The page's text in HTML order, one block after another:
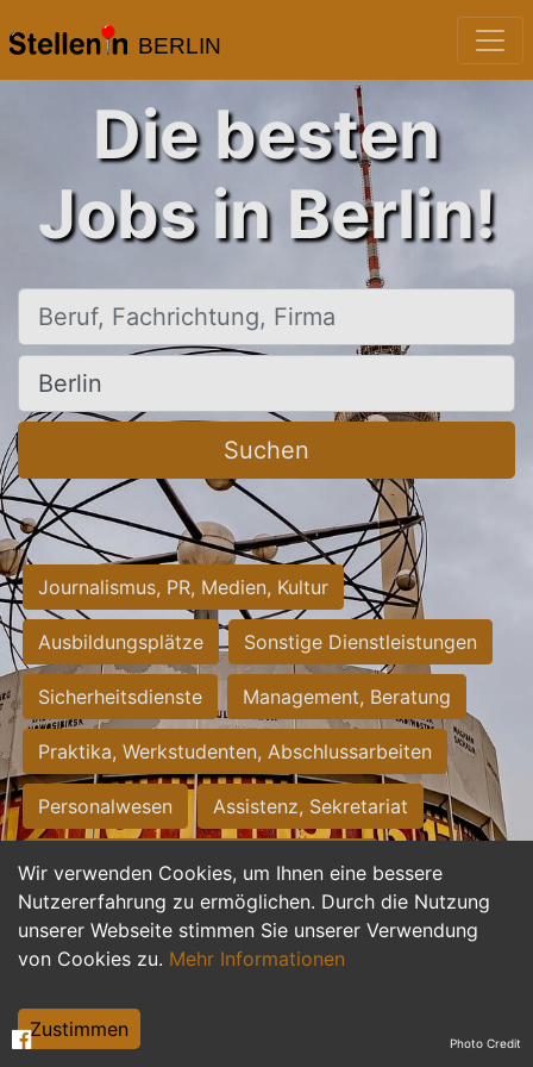
BERLIN
Wir verwenden Cookies, um Ihnen eine bessere
Nutzererfahrung zu ermöglichen. Durch die Nutzung
unserer Webseite stimmen Sie unserer Verwendung
von Cookies zu. Mehr Informationen
Zustimmen
Die besten
Jobs in Berlin!
Beruf, Fachrichtung, Firma
Ort, Stadt
Suchen
Journalismus, PR, Medien, Kultur
Ausbildungsplätze Sonstige Dienstleistungen
Sicherheitsdienste Management, Beratung
Praktika, Werkstudenten, Abschlussarbeiten
Personalwesen Assistenz, Sekretariat
Hilfskräfte, Aushilfs- und Nebenjobs
Einkauf, Logistik, Materialwirtschaft
Weiterbildung, Studium, duale Ausbildung
Tourismus
Photo Credit